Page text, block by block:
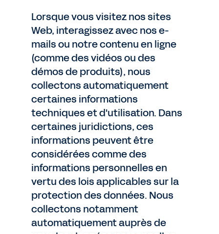
Lorsque vous visitez nos sites
Web, interagissez avec nos e-
mails ou notre contenu en ligne
(comme des vidéos ou des
démos de produits), nous
collectons automatiquement
certaines informations
techniques et d'utilisation. Dans
certaines juridictions, ces
informations peuvent être
considérées comme des
informations personnelles en
vertu des lois applicables sur la
protection des données. Nous
collectons notamment
automatiquement auprès de